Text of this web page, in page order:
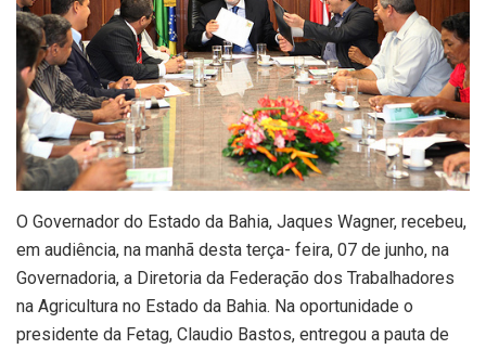
O Governador do Estado da Bahia, Jaques Wagner, recebeu,
em audiência, na manhã desta terça- feira, 07 de junho, na
Governadoria, a Diretoria da Federação dos Trabalhadores
na Agricultura no Estado da Bahia. Na oportunidade o
presidente da Fetag, Claudio Bastos, entregou a pauta de